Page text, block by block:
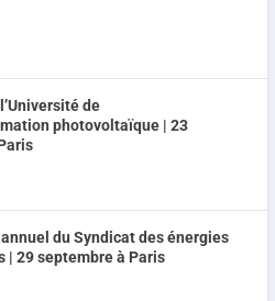
de
photovoltaïque | 23
du Syndicat des énergies
| 29 septembre à Paris